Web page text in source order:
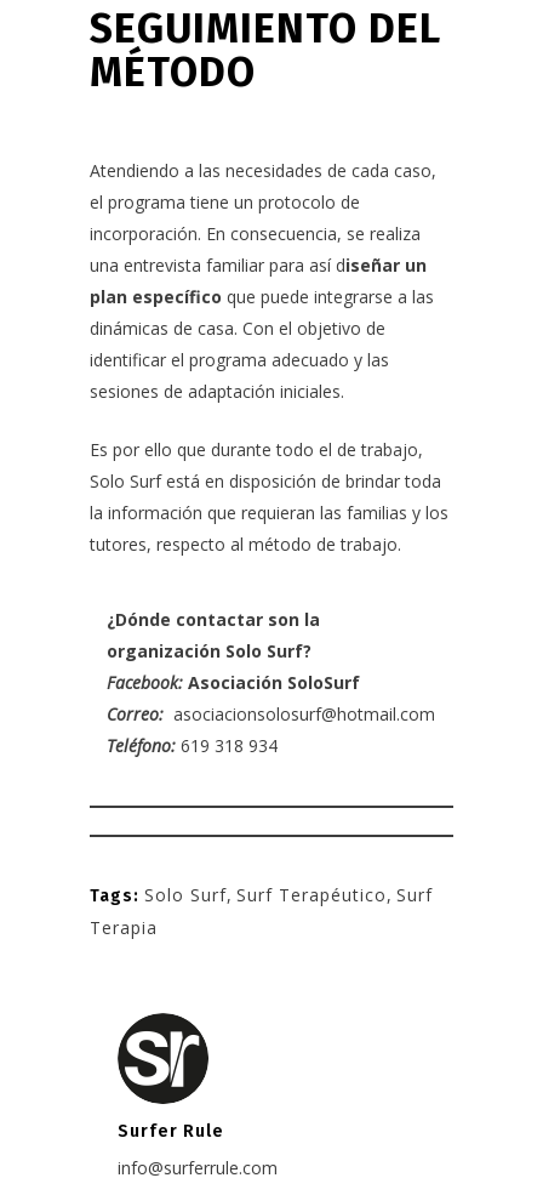
SEGUIMIENTO DEL
MÉTODO
Atendiendo a las necesidades de cada caso,
el programa tiene un protocolo de
incorporación. En consecuencia, se realiza
una entrevista familiar para así diseñar un
plan específico que puede integrarse a las
dinámicas de casa. Con el objetivo de
identificar el programa adecuado y las
sesiones de adaptación iniciales.
Es por ello que durante todo el de trabajo,
Solo Surf está en disposición de brindar toda
la información que requieran las familias y los
tutores, respecto al método de trabajo.
¿Dónde contactar son la
organización Solo Surf?
Facebook: Asociación SoloSurf
Correo: asociacionsolosurf@hotmail.com
Teléfono: 619 318 934
Tags: Solo Surf, Surf Terapéutico, Surf
Terapia
Surfer Rule
info@surferrule.com